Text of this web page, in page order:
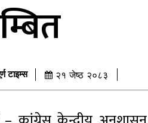
टाइम्स २१ जेष्ठ २०८३